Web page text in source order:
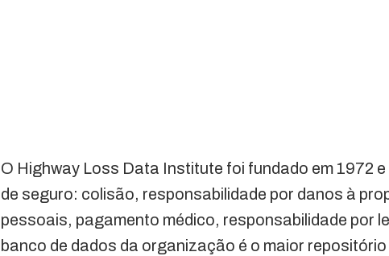
O Highway Loss Data Institute foi fundado em 1972
de seguro: colisão, responsabilidade por danos à
pessoais, pagamento médico, responsabilidade por
banco de dados da organização é o maior